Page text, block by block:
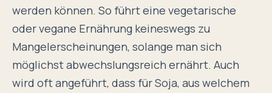
werden können. So führt eine vegetarische
oder vegane Ernährung keineswegs zu
Mangelerscheinungen, solange man sich
möglichst abwechslungsreich ernährt. Auch
wird oft angeführt, dass für Soja, aus welchem